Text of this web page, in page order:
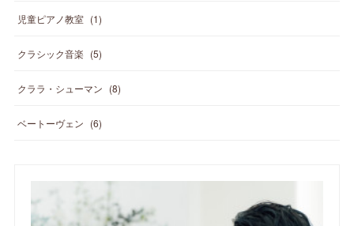
児童ピアノ教室 (1)
クラシック音楽 (5)
クララ・シューマン (8)
ベートーヴェン (6)